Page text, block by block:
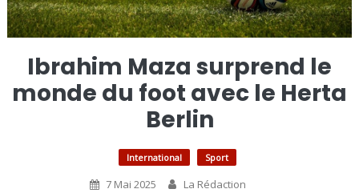
Ibrahim Maza surprend le
monde du foot avec le Herta
Berlin
International Sport
7 Mai 2025 La Rédaction